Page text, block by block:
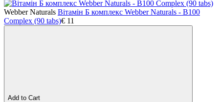
Webber Naturals Вітамін Б комплекс Webber Naturals - B100
Complex (90 tabs)€ 11
Add to Cart